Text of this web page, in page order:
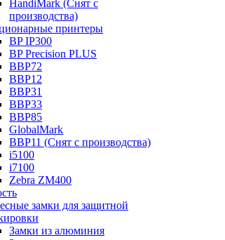
HandiMark (Снят с
производства)
принтеры
BP IP300
BP Precision PLUS
BBP72
BBP12
BBP31
BBP33
BBP85
GlobalMark
BBP11 (Снят с производства)
i5100
i7100
Zebra ZM400
замки для защитной
Замки из алюминия